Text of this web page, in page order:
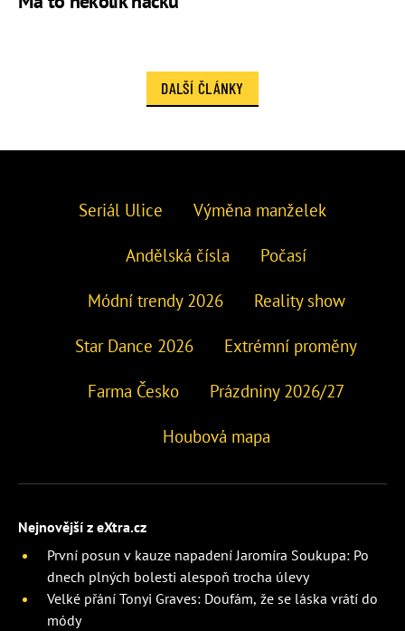
DALŠÍ ČLÁNKY
Seriál Ulice Výměna manželek
Andělská čísla Počasí
Módní trendy 2026 Reality show
Star Dance 2026 Extrémní proměny
Farma Česko Prázdniny 2026/27
Houbová mapa
Nejnovější z eXtra.cz
První posun v kauze napadení Jaromíra Soukupa: Po
dnech plných bolesti alespoň trocha úlevy
Velké přání Tonyi Graves: Doufám, že se láska vrátí do
módy